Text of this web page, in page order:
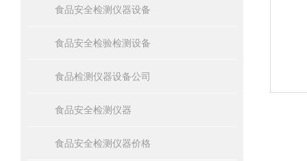
食品安全检测仪器设备
食品安全检验检测设备
食品检测仪器设备公司
食品安全检测仪器
食品安全检测仪器价格